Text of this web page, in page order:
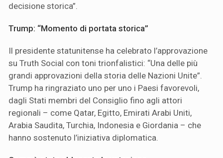
decisione storica”.
Trump: “Momento di portata storica”
Il presidente statunitense ha celebrato l’approvazione
su Truth Social con toni trionfalistici: “Una delle più
grandi approvazioni della storia delle Nazioni Unite”.
Trump ha ringraziato uno per uno i Paesi favorevoli,
dagli Stati membri del Consiglio fino agli attori
regionali – come Qatar, Egitto, Emirati Arabi Uniti,
Arabia Saudita, Turchia, Indonesia e Giordania – che
hanno sostenuto l’iniziativa diplomatica.